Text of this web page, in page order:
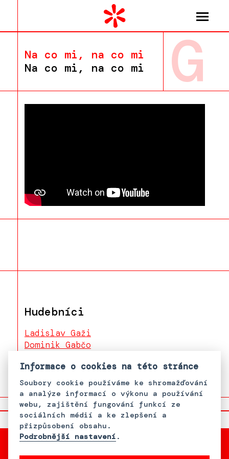
Na co mi, na co mi
Na co mi, na co mi
G
Hudebníci
Ladislav Gaži
Dominik Gabčo
Informace o cookies na této stránce
Soubory cookie používáme ke shromažďování
a analýze informací o výkonu a používání
webu, zajištění fungování funkcí ze
sociálních médií a ke zlepšení a
přizpůsobení obsahu.
Podrobnější nastavení .